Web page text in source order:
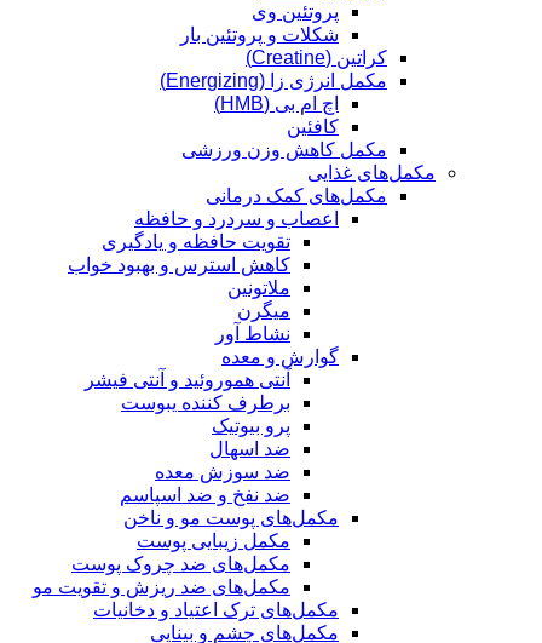
پروتئین وی
شکلات و پروتئین بار
کراتین (Creatine)
مکمل انرژی زا (Energizing)
اچ ام بی (HMB)
کافئین
مکمل کاهش وزن ورزشی
مکمل‌های غذایی
مکمل‌های کمک درمانی
اعصاب و سردرد و حافظه
تقویت حافظه و یادگیری
کاهش استرس و بهبود خواب
ملاتونین
میگرن
نشاط آور
گوارش و معده
آنتی هموروئید و آنتی فیشر
برطرف کننده یبوست
پرو بیوتیک
ضد اسهال
ضد سوزش معده
ضد نفخ و ضد اسپاسم
مکمل‌های پوست مو و ناخن
مکمل زیبایی پوست
مکمل‌های ضد چروک پوست
مکمل‌های ضد ریزش و تقویت مو
مکمل‌های ترک اعتیاد و دخانیات
مکمل‌های چشم و بینایی